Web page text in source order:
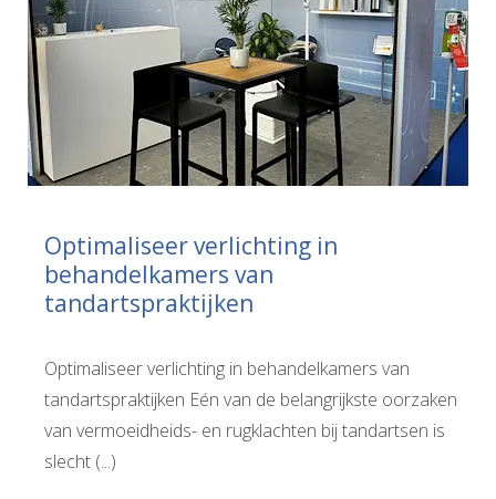
INFO
CONTACT
Optimaliseer verlichting in
behandelkamers van
tandartspraktijken
Optimaliseer verlichting in behandelkamers van
tandartspraktijken Eén van de belangrijkste oorzaken
van vermoeidheids- en rugklachten bij tandartsen is
slecht (...)